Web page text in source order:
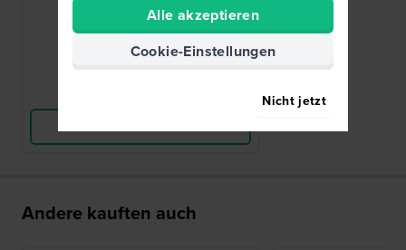
57,00 €
● Auf Lager
Produkt ansehen
Andere kauften auch
Alle akzeptieren
Cookie-Einstellungen
Nicht jetzt